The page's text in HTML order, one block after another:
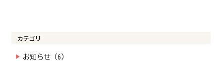
カテゴリ
お知らせ（6）